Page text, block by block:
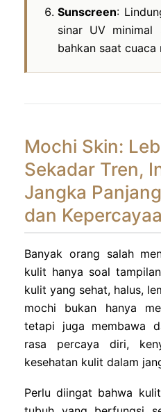
Sunscreen:
sinar UV minimal
bahkan saat cuaca
Mochi Skin:
Sekadar Tren,
Jangka
dan
Banyak orang salah
kulit hanya soal
kulit yang sehat, halus,
mochi bukan hanya
tetapi juga membawa
rasa percaya diri,
kesehatan kulit dalam
Perlu diingat bahwa